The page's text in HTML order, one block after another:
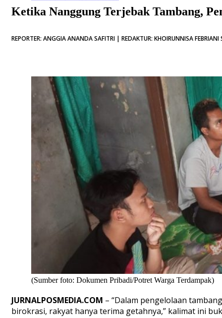
Ketika Nanggung Terjebak Tambang,
REPORTER: ANGGIA ANANDA SAFITRI | REDAKTUR: KHOIRUNNISA
(Sumber foto: Dokumen Pribadi/Potret Warga Terdampak)
JURNALPOSMEDIA.COM – “Dalam pengelolaan
birokrasi, rakyat hanya terima getahnya,” kalimat ini